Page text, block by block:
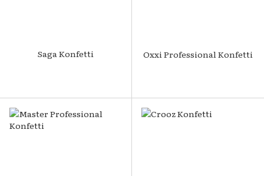
Saga Konfetti Oxxi Professional Konfetti